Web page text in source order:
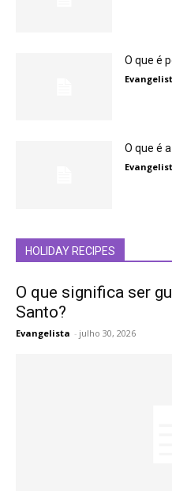
O que é
O que é
HOLIDAY RECIPES
O que significa ser
Santo?
Evangelista - julho 30, 2026